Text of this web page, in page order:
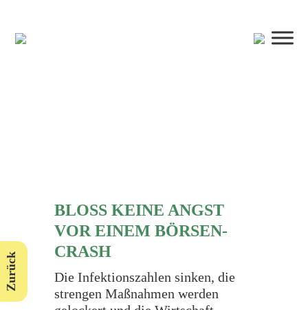
BLOSS KEINE ANGST V
OR EINEM BÖRSEN-C
RASH
Die Infektionszahlen sinken, die
strengen Maßnahmen werden
Zurück